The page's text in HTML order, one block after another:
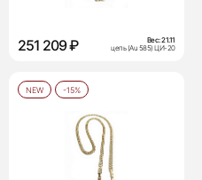
251 209 ₽ Вес:21.11
цепь (Au 585) ЦИ-20
NEW -15%